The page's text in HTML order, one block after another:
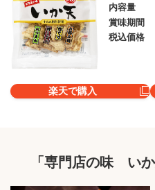
内容量
賞味期間
税込価格
楽天で購入
「専門店の味 い